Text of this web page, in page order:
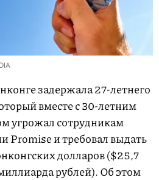
задержала 27-летнего
вместе с 30-летним
угрожал сотрудникам
Promise и требовал выдать
долларов ($25,7
рублей). Об этом